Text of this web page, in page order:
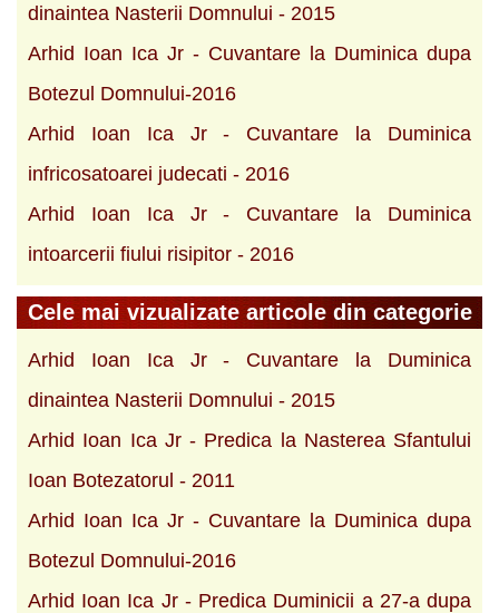
dinaintea Nasterii Domnului - 2015
Arhid Ioan Ica Jr - Cuvantare la Duminica dupa
Botezul Domnului-2016
Arhid Ioan Ica Jr - Cuvantare la Duminica
infricosatoarei judecati - 2016
Arhid Ioan Ica Jr - Cuvantare la Duminica
intoarcerii fiului risipitor - 2016
Cele mai vizualizate articole din categorie
Arhid Ioan Ica Jr - Cuvantare la Duminica
dinaintea Nasterii Domnului - 2015
Arhid Ioan Ica Jr - Predica la Nasterea Sfantului
Ioan Botezatorul - 2011
Arhid Ioan Ica Jr - Cuvantare la Duminica dupa
Botezul Domnului-2016
Arhid Ioan Ica Jr - Predica Duminicii a 27-a dupa